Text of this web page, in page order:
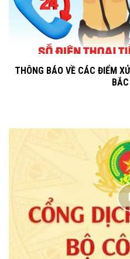
THÔNG BÁO VỀ CÁC ĐIỂM